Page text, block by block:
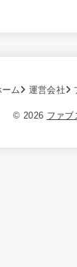
ーム 運営会社
© 2026 ファブ